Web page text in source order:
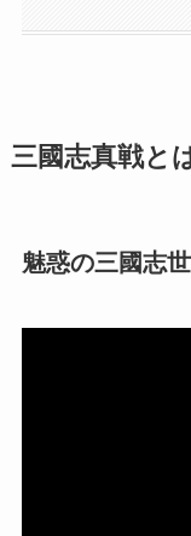
三國志真戦と
魅惑の三國志